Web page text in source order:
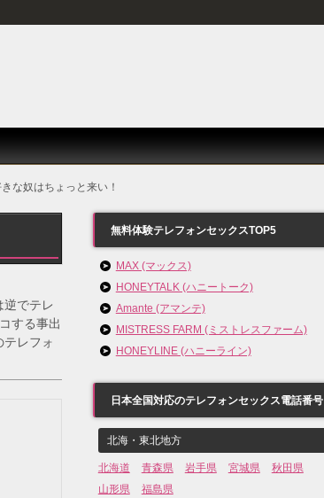
な奴はちょっと来い！
でテレ
する事出
レフォ
無料体験テレフォンセックスTOP5
MAX (マックス)
HONEYTALK (ハニートーク)
Amante (アマンテ)
MISTRESS FARM (ミストレスファーム)
HONEYLINE (ハニーライン)
日本全国対応のテレフォンセックス電話番号
北海・東北地方
北海道 青森県 岩手県 宮城県
秋田県
山形県
福島県